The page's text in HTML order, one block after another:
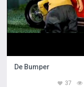
De Bumper
37